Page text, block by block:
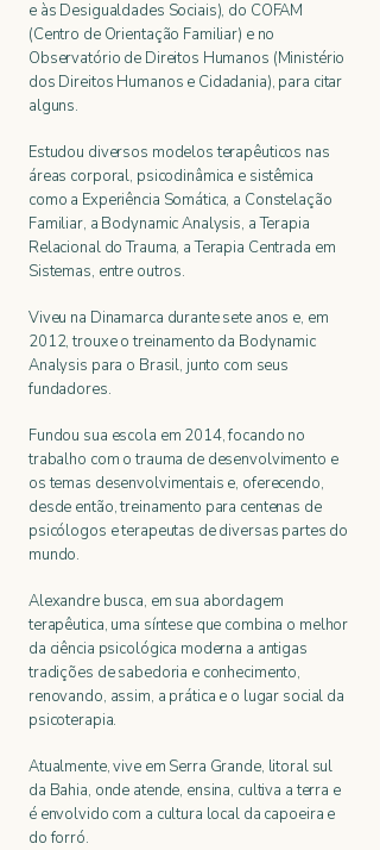
e às Desigualdades Sociais), do COFAM
(Centro de Orientação Familiar) e no
Observatório de Direitos Humanos (Ministério
dos Direitos Humanos e Cidadania), para citar
alguns.
Estudou diversos modelos terapêuticos nas
áreas corporal, psicodinâmica e sistêmica
como a Experiência Somática, a Constelação
Familiar, a Bodynamic Analysis, a Terapia
Relacional do Trauma, a Terapia Centrada em
Sistemas, entre outros.
Viveu na Dinamarca durante sete anos e, em
2012, trouxe o treinamento da Bodynamic
Analysis para o Brasil, junto com seus
fundadores.
Fundou sua escola em 2014, focando no
trabalho com o trauma de desenvolvimento e
os temas desenvolvimentais e, oferecendo,
desde então, treinamento para centenas de
psicólogos e terapeutas de diversas partes do
mundo.
Alexandre busca, em sua abordagem
terapêutica, uma síntese que combina o melhor
da ciência psicológica moderna a antigas
tradições de sabedoria e conhecimento,
renovando, assim, a prática e o lugar social da
psicoterapia.
Atualmente, vive em Serra Grande, litoral sul
da Bahia, onde atende, ensina, cultiva a terra e
é envolvido com a cultura local da capoeira e
do forró.